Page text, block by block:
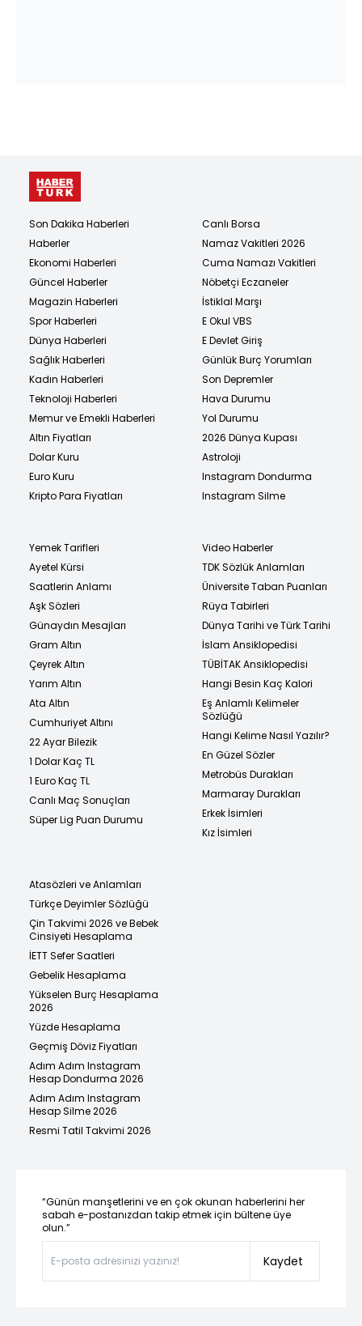
Son Dakika Haberleri
Haberler
Ekonomi Haberleri
Güncel Haberler
Magazin Haberleri
Spor Haberleri
Dünya Haberleri
Sağlık Haberleri
Kadın Haberleri
Teknoloji Haberleri
Memur ve Emekli Haberleri
Altın Fiyatları
Dolar Kuru
Euro Kuru
Kripto Para Fiyatları
Canlı Borsa
Namaz Vakitleri 2026
Cuma Namazı Vakitleri
Nöbetçi Eczaneler
İstiklal Marşı
E Okul VBS
E Devlet Giriş
Günlük Burç Yorumları
Son Depremler
Hava Durumu
Yol Durumu
2026 Dünya Kupası
Astroloji
Instagram Dondurma
Instagram Silme
Yemek Tarifleri
Ayetel Kürsi
Saatlerin Anlamı
Aşk Sözleri
Günaydın Mesajları
Gram Altın
Çeyrek Altın
Yarım Altın
Ata Altın
Cumhuriyet Altını
22 Ayar Bilezik
1 Dolar Kaç TL
1 Euro Kaç TL
Canlı Maç Sonuçları
Süper Lig Puan Durumu
Video Haberler
TDK Sözlük Anlamları
Üniversite Taban Puanları
Rüya Tabirleri
Dünya Tarihi ve Türk Tarihi
İslam Ansiklopedisi
TÜBİTAK Ansiklopedisi
Hangi Besin Kaç Kalori
Eş Anlamlı Kelimeler
Sözlüğü
Hangi Kelime Nasıl Yazılır?
En Güzel Sözler
Metrobüs Durakları
Marmaray Durakları
Erkek İsimleri
Kız İsimleri
Atasözleri ve Anlamları
Türkçe Deyimler Sözlüğü
Çin Takvimi 2026 ve Bebek
Cinsiyeti Hesaplama
İETT Sefer Saatleri
Gebelik Hesaplama
Yükselen Burç Hesaplama
2026
Yüzde Hesaplama
Geçmiş Döviz Fiyatları
Adım Adım Instagram
Hesap Dondurma 2026
Adım Adım Instagram
Hesap Silme 2026
Resmi Tatil Takvimi 2026
“Günün manşetlerini ve en çok okunan haberlerini her
sabah e-postanızdan takip etmek için bültene üye
olun.”
Kaydet